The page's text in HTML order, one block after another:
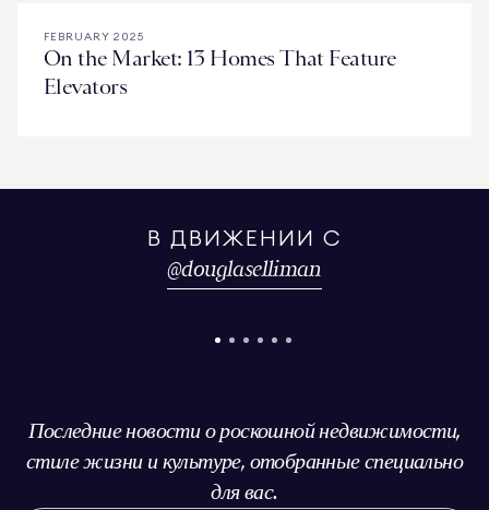
FEBRUARY 2025
On the Market: 13 Homes That Feature
Elevators
В ДВИЖЕНИИ С
@douglaselliman
Последние новости о роскошной недвижимости,
стиле жизни и культуре, отобранные специально
для вас.